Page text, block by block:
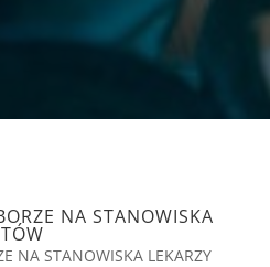
NA STANOWISKA
NA STANOWISKA LEKARZY